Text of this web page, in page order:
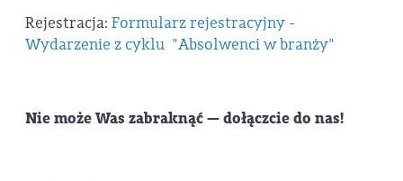
Rejestracja: Formularz rejestracyjny -
Wydarzenie z cyklu "Absolwenci w branży"
Nie może Was zabraknąć — dołączcie do nas!